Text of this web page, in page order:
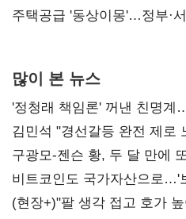
진실 밝혀야"
주택공급 '동상이몽'…정부·
많이 본 뉴스
'정청래 책임론' 꺼낸 친명계
때리기
김민석 "경선갈등 완전 제로
사과부터"
구광모-젠슨 황, 두 달 만에
비트코인도 국가자산으로…'
숙제
(현장+)"팔 생각 접고 호가